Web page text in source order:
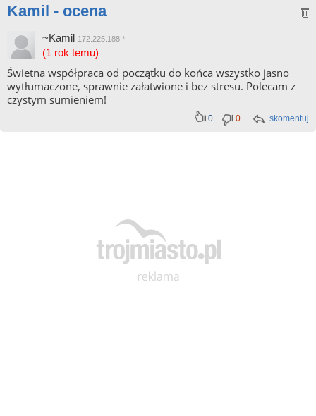
Kamil - ocena
~Kamil 172.225.188.*
(1 rok temu)
Świetna współpraca od początku do końca wszystko jasno
wytłumaczone, sprawnie załatwione i bez stresu. Polecam z
czystym sumieniem!
skomentuj
0 0